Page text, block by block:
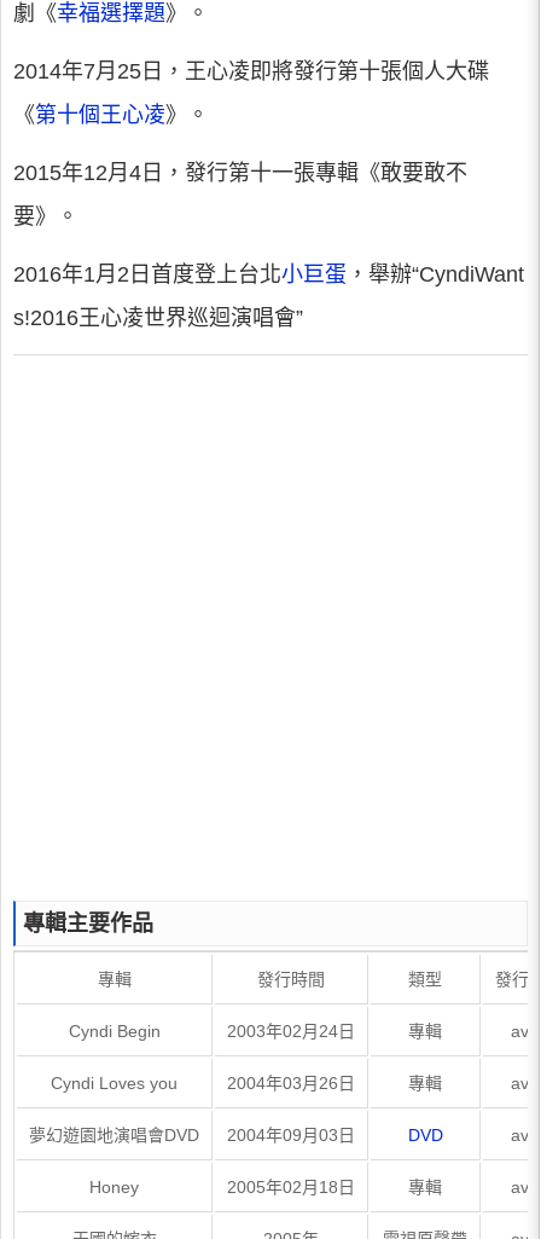
劇《幸福選擇題》。
2014年7月25日，王心凌即將發行第十張個人大碟
《第十個王心凌》。
2015年12月4日，發行第十一張專輯《敢要敢不
要》。
2016年1月2日首度登上台北小巨蛋 ，舉辦“CyndiWant
s!2016王心凌世界巡迴演唱會”
專輯主要作品
專輯 發行時間 類型 發行
Cyndi Begin 2003年02月24日 專輯
Cyndi Loves you 2004年03月26日 專輯
夢幻遊園地演唱會DVD 2004年09月03日 DVD
Honey 2005年02月18日 專輯